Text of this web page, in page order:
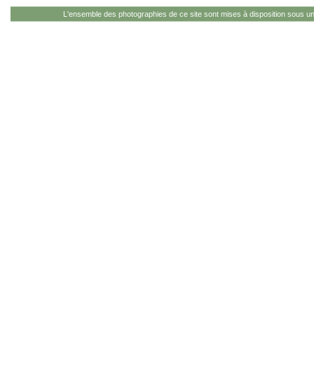
L'ensemble des photographies de ce site sont mises à disposition sous